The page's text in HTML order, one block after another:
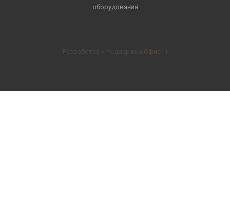
оборудования
Офис11